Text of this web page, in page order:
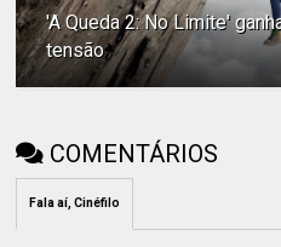
'A Queda 2: No Limite'
tensão
COMENTÁRIOS
Fala aí, Cinéfilo